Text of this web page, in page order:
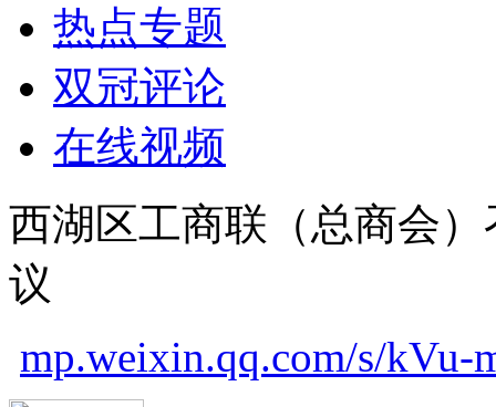
热点专题
双冠评论
在线视频
西湖区工商联（总商会
议
mp.weixin.qq.com/s/